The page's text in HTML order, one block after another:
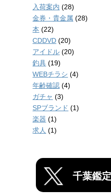
入荷案内 (28)
金券・貴金属 (28)
本 (22)
CDDVD (20)
アイドル (20)
釣具 (19)
WEBチラシ (4)
年齢確認 (4)
ガチャ (3)
SPブランド (1)
楽器 (1)
求人 (1)
千葉鑑